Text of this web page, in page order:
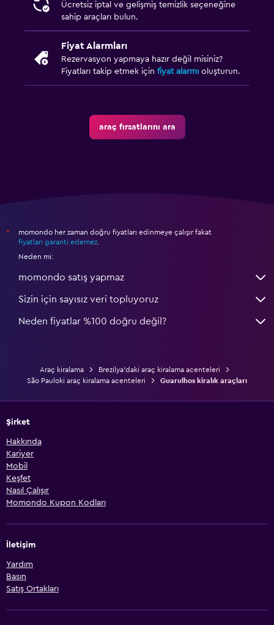
Ücretsiz iptal ve gelişmiş temizlik seçeneğine
sahip araçları bulun.
Fiyat Alarmları
Rezervasyon yapmaya hazır değil misiniz?
Fiyatları takip etmek için fiyat alarmı oluşturun.
araç fırsatlarını ara
*
momondo her zaman doğru fiyatları edinmeye çalışır fakat
fiyatları garanti edemez.
Neden mi:
momondo satış yapmaz
Sizin için sayısız veri topluyoruz
Neden fiyatlar %100 doğru değil?
Araç kiralama
Brezilya'daki araç kiralama acenteleri
São Pauloki araç kiralama acenteleri
Guarulhos kiralık araçları
Şirket
Hakkında
Kariyer
Mobil
Keşfet
Nasıl Çalışır
Momondo Kupon Kodları
İletişim
Yardım
Basın
Satış Ortakları